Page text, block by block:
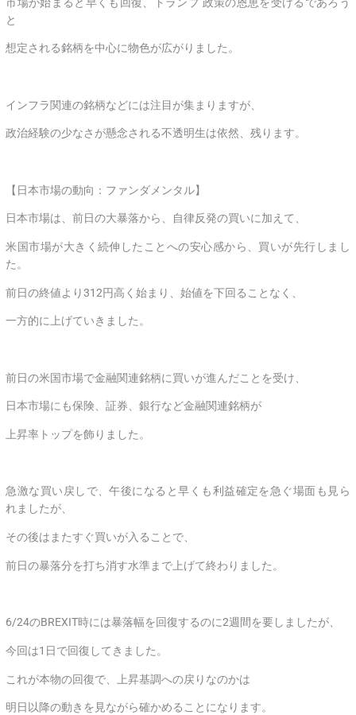
と
想定される銘柄を中心に物色が広がりました。
インフラ関連の銘柄などには注目が集まりますが、
政治経験の少なさが懸念される不透明生は依然、残ります。
【日本市場の動向：ファンダメンタル】
日本市場は、前日の大暴落から、自律反発の買いに加えて、
米国市場が大きく続伸したことへの安心感から、買いが先行しまし
た。
前日の終値より312円高く始まり、始値を下回ることなく、
一方的に上げていきました。
前日の米国市場で金融関連銘柄に買いが進んだことを受け、
日本市場にも保険、証券、銀行など金融関連銘柄が
上昇率トップを飾りました。
急激な買い戻しで、午後になると早くも利益確定を急ぐ場面も見ら
れましたが、
その後はまたすぐ買いが入ることで、
前日の暴落分を打ち消す水準まで上げて終わりました。
6/24のBREXIT時には暴落幅を回復するのに2週間を要しましたが、
今回は1日で回復してきました。
これが本物の回復で、上昇基調への戻りなのかは
明日以降の動きを見ながら確かめることになります。